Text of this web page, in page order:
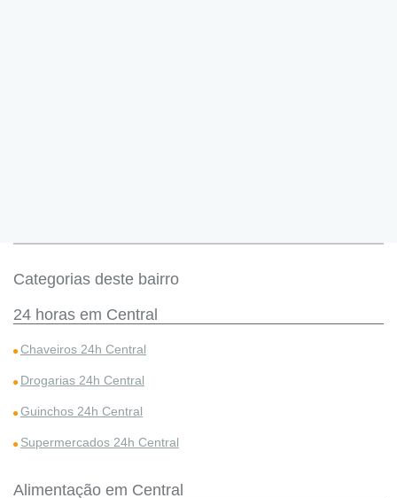
Categorias deste bairro
24 horas em Central
Chaveiros 24h Central
Drogarias 24h Central
Guinchos 24h Central
Supermercados 24h Central
Alimentação em Central